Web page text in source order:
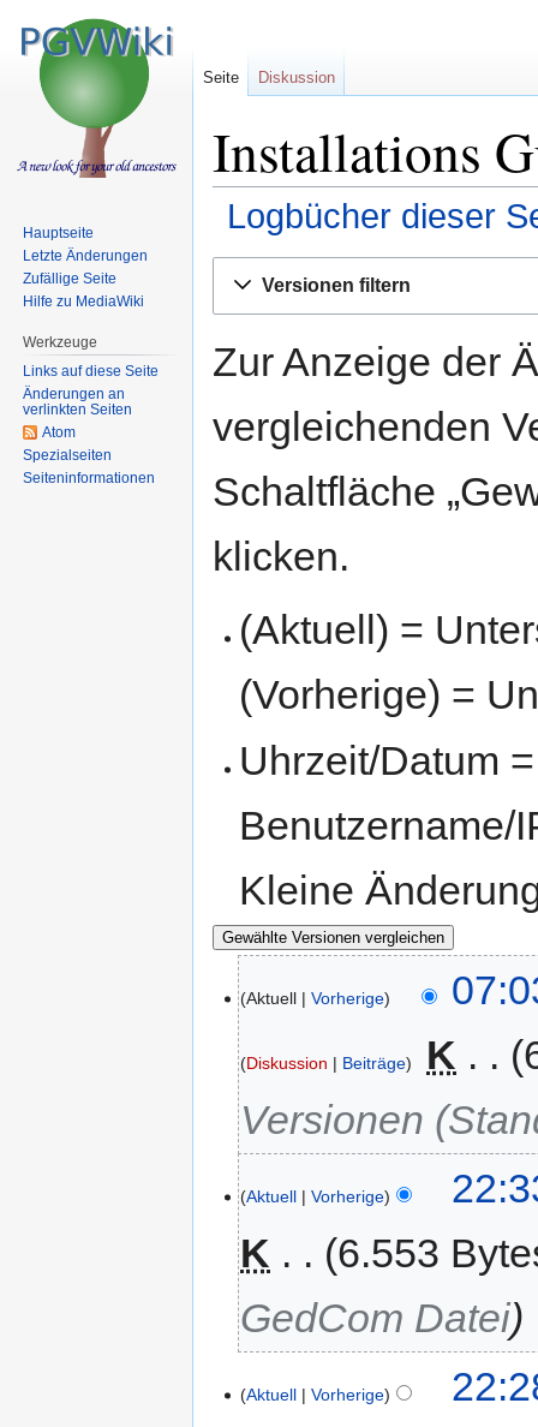
Installations
Logbücher dieser
Navigation
Suche
Versionen filtern
Zur Anzeige der
vergleichenden
Schaltfläche
klicken.
(Aktuell) =
(Vorherige) =
Uhrzeit/Datum
Benutzername/
Kleine
Aktuell Vorherige
Diskussion Beiträge K
Versionen
Aktuell Vorherige
K
6.553
GedCom Datei
Aktuell Vorherige
Seite Diskussion
Hauptseite
Letzte Änderungen
Zufällige Seite
Hilfe zu MediaWiki
Werkzeuge
Links auf diese Seite
Änderungen an
verlinkten Seiten
Atom
Spezialseiten
Seiten­informationen